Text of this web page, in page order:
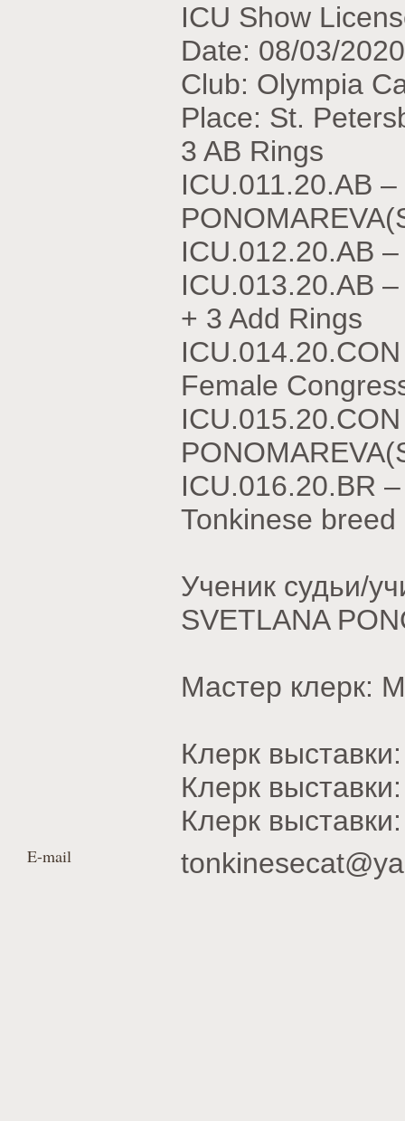
ICU Show
Date: 08/03/2020
Club: Olympia
Place: St.
3 AB Rings
ICU.011.20.АВ
ICU.012.20.АВ –
ICU.013.20.АВ
+ 3 Add Rings
Female
ICU.016.20.BR
Tonkinese breed
Ученик судьи/
SVETLANA
Мастер клерк:
Клерк
Клерк
Клерк
E-mail